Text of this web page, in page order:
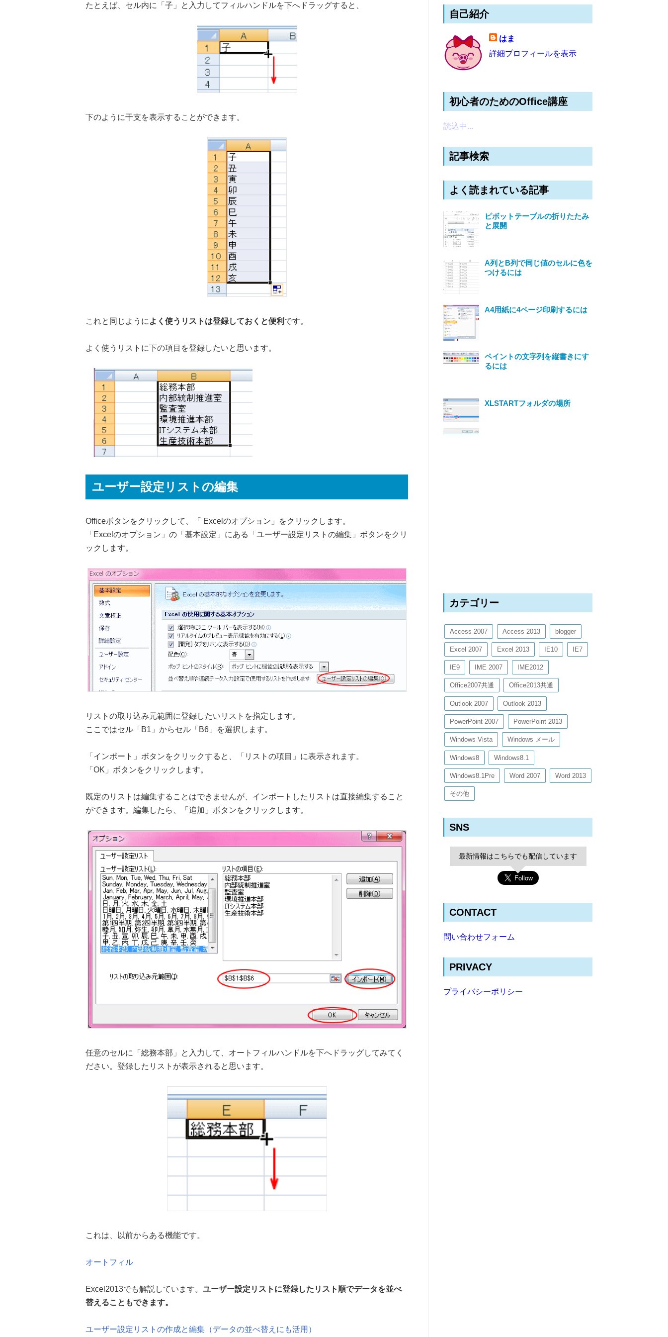
たとえば、セル内に「子」と入力してフィルハンドルを下へドラッグすると、
下のように干支を表示することができます。
これと同じように よく使うリストは登録しておくと便利 です。
よく使うリストに下の項目を登録したいと思います。
ユーザー設定リストの編集
Officeボタンをクリックして、「 Excelのオプション」をクリックします。
「Excelのオプション」の「基本設定」にある「ユーザー設定リストの編集」ボタンをクリ
ックします。
リストの取り込み元範囲に登録したいリストを指定します。
ここではセル「B1」からセル「B6」を選択します。
「インポート」ボタンをクリックすると、「リストの項目」に表示されます。
「OK」ボタンをクリックします。
既定のリストは編集することはできませんが、インポートしたリストは直接編集すること
ができます。編集したら、「追加」ボタンをクリックします。
任意のセルに「総務本部」と入力して、オートフィルハンドルを下へドラッグしてみてく
ださい。登録したリストが表示されると思います。
これは、以前からある機能です。
オートフィル
Excel2013でも解説しています。 ユーザー設定リストに登録したリスト順でデータを並べ
替えることもできます。
ユーザー設定リストの作成と編集（データの並べ替えにも活用）
自己紹介
はま
詳細プロフィールを表示
初心者のためのOffice講座
読込中...
記事検索
よく読まれている記事
ピボットテーブルの折りたたみ
と展開
A列とB列で同じ値のセルに色を
つけるには
A4用紙に4ページ印刷するには
ペイントの文字列を縦書きにす
るには
XLSTARTフォルダの場所
カテゴリー
Access 2007 Access 2013 blogger
Excel 2007 Excel 2013 IE10 IE7
IE9 IME 2007 IME2012
Office2007共通 Office2013共通
Outlook 2007 Outlook 2013
PowerPoint 2007 PowerPoint 2013
Windows Vista Windows メール
Windows8 Windows8.1
Windows8.1Pre Word 2007 Word 2013
その他
SNS
最新情報はこちらでも配信しています
CONTACT
問い合わせフォーム
PRIVACY
プライバシーポリシー